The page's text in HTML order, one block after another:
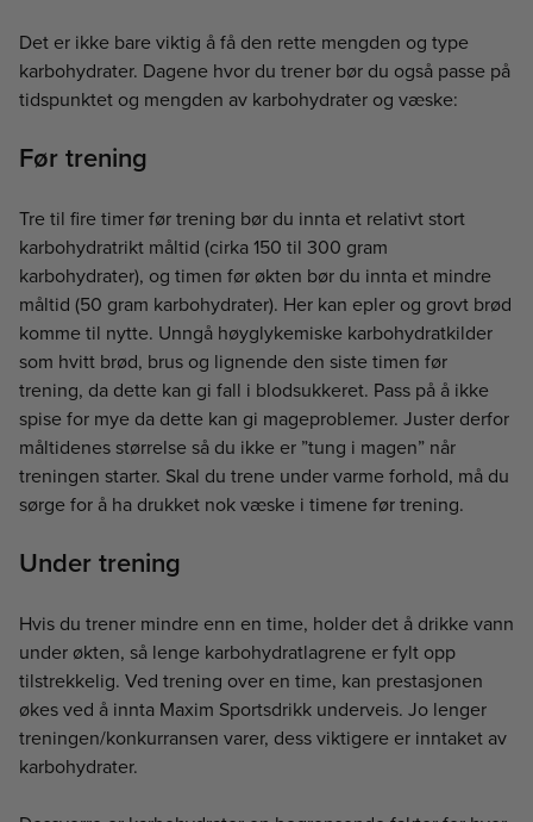
Det er ikke bare viktig å få den rette mengden og type
karbohydrater. Dagene hvor du trener bør du også passe på
tidspunktet og mengden av karbohydrater og væske:
Før trening
Tre til fire timer før trening bør du innta et relativt stort
karbohydratrikt måltid (cirka 150 til 300 gram
karbohydrater), og timen før økten bør du innta et mindre
måltid (50 gram karbohydrater). Her kan epler og grovt brød
komme til nytte. Unngå høyglykemiske karbohydratkilder
som hvitt brød, brus og lignende den siste timen før
trening, da dette kan gi fall i blodsukkeret. Pass på å ikke
spise for mye da dette kan gi mageproblemer. Juster derfor
måltidenes størrelse så du ikke er ”tung i magen” når
treningen starter. Skal du trene under varme forhold, må du
sørge for å ha drukket nok væske i timene før trening.
Under trening
Hvis du trener mindre enn en time, holder det å drikke vann
under økten, så lenge karbohydratlagrene er fylt opp
tilstrekkelig. Ved trening over en time, kan prestasjonen
økes ved å innta Maxim Sportsdrikk underveis. Jo lenger
treningen/konkurransen varer, dess viktigere er inntaket av
karbohydrater.